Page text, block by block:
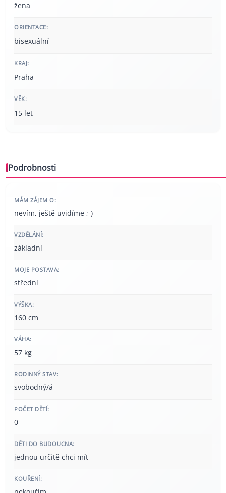
žena
ORIENTACE:
bisexuální
KRAJ:
Praha
VĚK:
15 let
Podrobnosti
MÁM ZÁJEM O:
nevím, ještě uvidíme ;-)
VZDĚLÁNÍ:
základní
MOJE POSTAVA:
střední
VÝŠKA:
160 cm
VÁHA:
57 kg
RODINNÝ STAV:
svobodný/á
POČET DĚTÍ:
0
DĚTI DO BUDOUCNA:
jednou určitě chci mít
KOUŘENÍ: